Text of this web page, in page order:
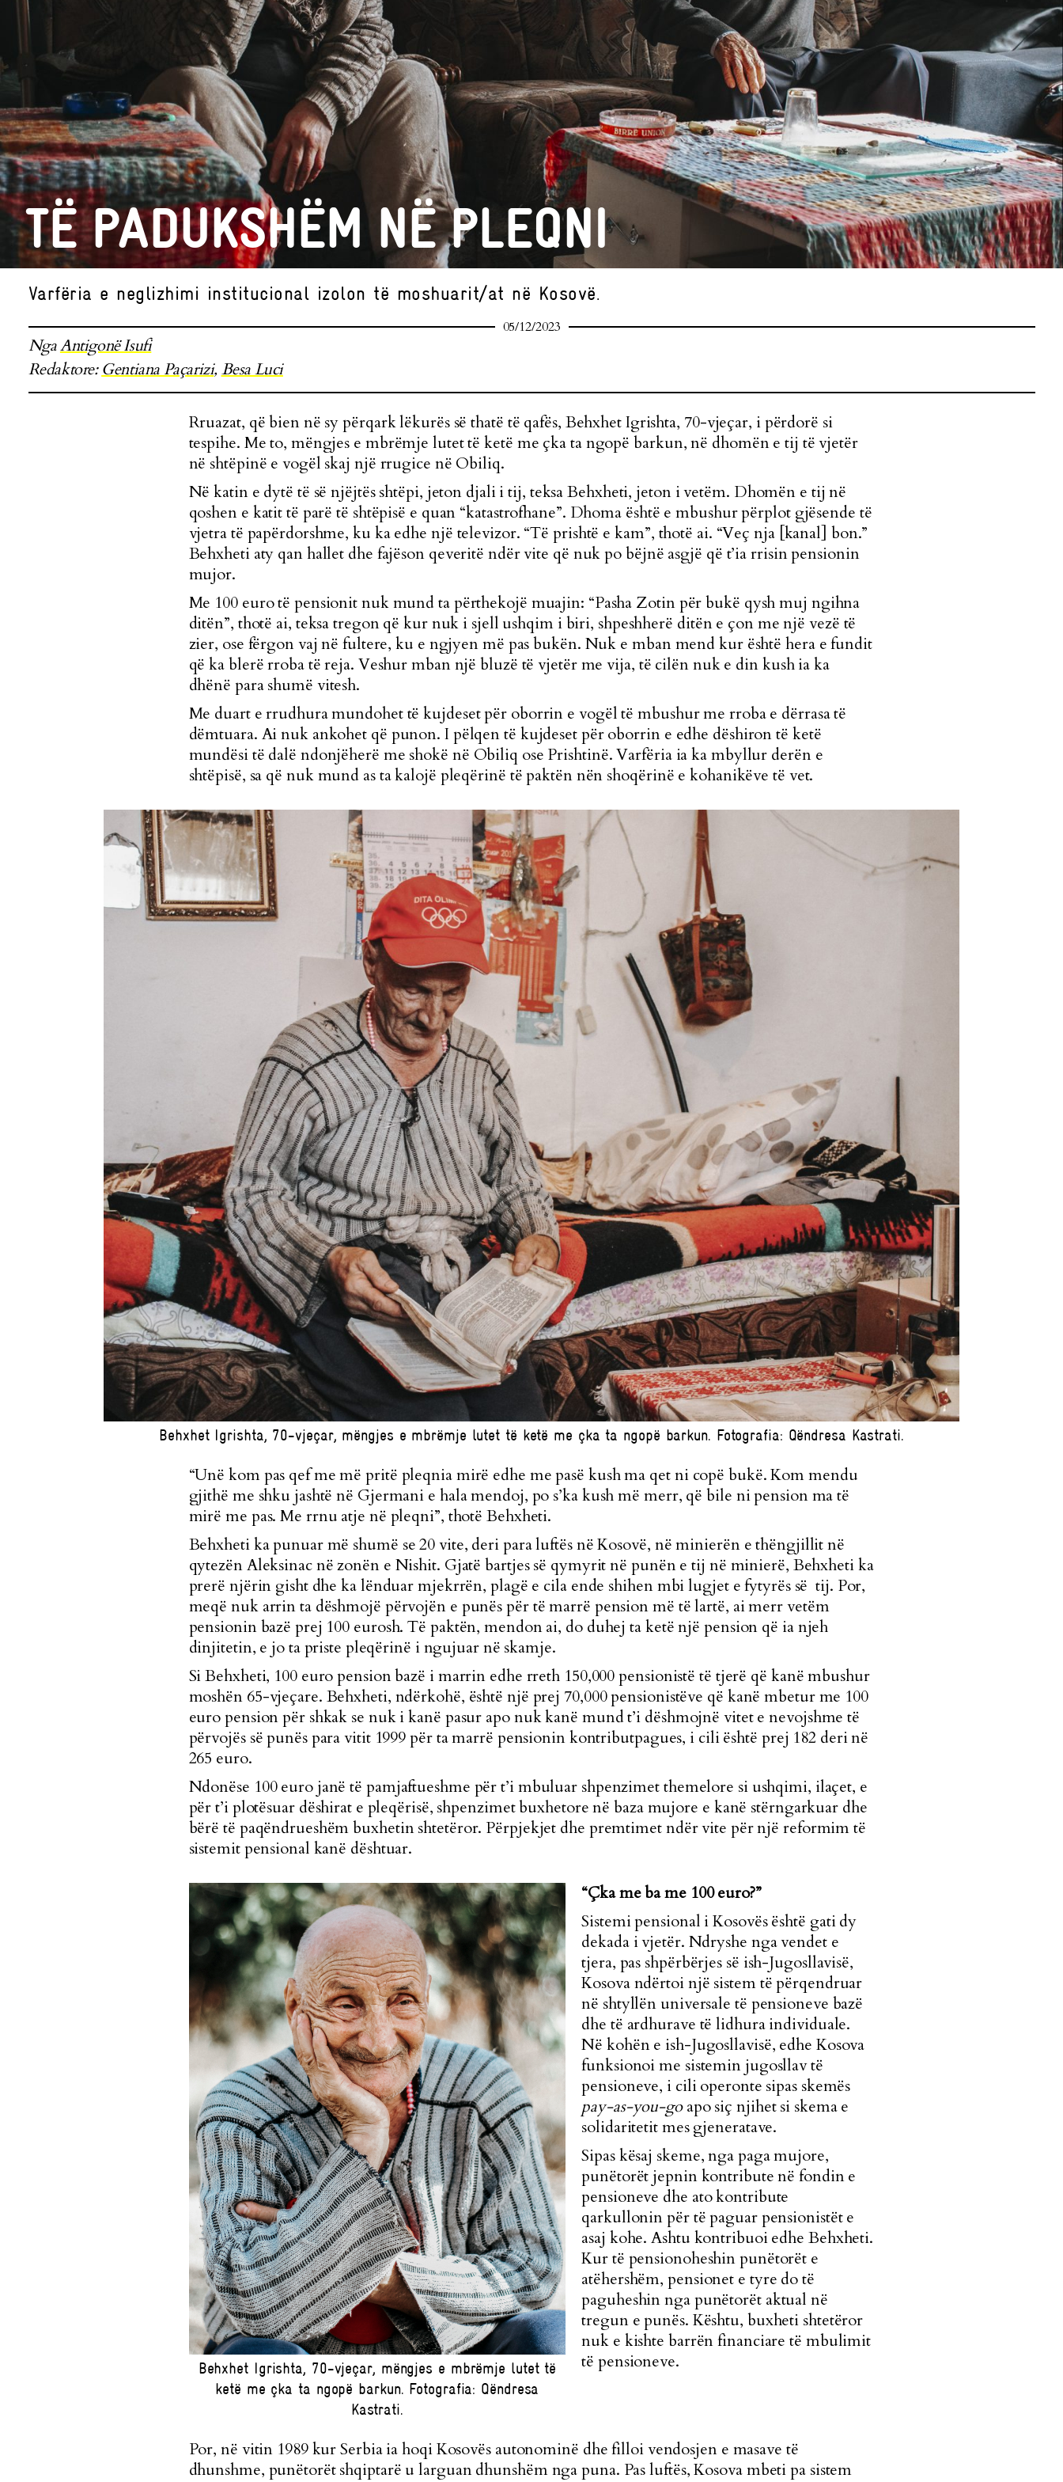
TË PADUKSHËM NË PLEQNI
Varfëria e neglizhimi institucional izolon të moshuarit/at në Kosovë.
05/12/2023
NgaAntigonë Isufi
Redaktore:Gentiana Paçarizi, Besa Luci
Rruazat, që bien në sy përqark lëkurës së thatë të qafës, Behxhet Igrishta, 70-vjeçar, i përdorë si
tespihe. Me to, mëngjes e mbrëmje lutet të ketë me çka ta ngopë barkun, në dhomën e tij të vjetër
në shtëpinë e vogël skaj një rrugice në Obiliq.
Në katin e dytë të së njëjtës shtëpi, jeton djali i tij, teksa Behxheti, jeton i vetëm. Dhomën e tij në
qoshen e katit të parë të shtëpisë e quan “katastrofhane”. Dhoma është e mbushur përplot gjësende të
vjetra të papërdorshme, ku ka edhe një televizor. “Të prishtë e kam”, thotë ai. “Veçnja [kanal] bon.”
Behxheti aty qan hallet dhe fajëson qeveritë ndër vite që nuk po bëjnë asgjë që t’ia rrisin pensionin
mujor.
Me 100 euro të pensionit nuk mund ta përthekojë muajin: “Pasha Zotin për bukë qysh muj ngihna
ditën”, thotë ai, teksa tregon që kur nuk i sjell ushqim i biri, shpeshherë ditën e çon me një vezë të
zier, ose fërgon vaj në fultere, ku e ngjyen më pas bukën. Nuk e mban mend kur është hera e fundit
që ka blerë rroba të reja. Veshur mban një bluzë të vjetër me vija, të cilën nuk e din kush ia ka
dhënë para shumë vitesh.
Me duart e rrudhura mundohet të kujdeset për oborrin e vogël të mbushur me rroba e dërrasa të
dëmtuara. Ai nuk ankohet që punon. I pëlqen të kujdeset për oborrin e edhe dëshiron të ketë
mundësi të dalë ndonjëherë me shokë në Obiliq ose Prishtinë. Varfëria ia ka mbyllur derën e
shtëpisë, sa që nuk mund as ta kalojë pleqërinë të paktën nën shoqërinë e kohanikëve të vet.
Behxhet Igrishta, 70-vjeçar, mëngjes e mbrëmje lutet të ketë me çka ta ngopë barkun. Fotografia: Qëndresa Kastrati.
“Unë kom pas qef me më pritë pleqnia mirë edhe me pasë kush ma qet ni copë bukë. Kom mendu
gjithë me shku jashtë në Gjermani e hala mendoj, po s’ka kush më merr, që bile ni pension ma të
mirë me pas. Me rrnu atje në pleqni”, thotë Behxheti.
Behxheti ka punuar më shumë se 20 vite, deri para luftës në Kosovë, në minierën e thëngjillit në
qytezën Aleksinac në zonën e Nishit. Gjatë bartjes së qymyrit në punën e tij në minierë, Behxheti ka
prerë njërin gisht dhe ka lënduar mjekrrën, plagë e cila ende shihen mbi lugjet e fytyrës së tij. Por,
meqë nuk arrin ta dëshmojë përvojën e punës për të marrë pension më të lartë, ai merr vetëm
pensionin bazë prej 100 eurosh. Të paktën, mendon ai, do duhej ta ketë një pension që ia njeh
dinjitetin, e jo ta priste pleqërinë i ngujuar në skamje.
Si Behxheti, 100 euro pension bazë i marrin edhe rreth 150,000 pensionistë të tjerë që kanë mbushur
moshën 65-vjeçare. Behxheti, ndërkohë, është një prej 70,000 pensionistëve që kanë mbetur me 100
euro pension për shkak se nuk i kanë pasur apo nuk kanë mund t’i dëshmojnë vitet e nevojshme të
përvojës së punës para vitit 1999 për ta marrë pensionin kontributpagues, i cili është prej 182 deri në
265 euro.
Ndonëse 100 euro janë të pamjaftueshme për t’i mbuluar shpenzimet themelore si ushqimi, ilaçet, e
për t’i plotësuar dëshirat e pleqërisë, shpenzimet buxhetore në baza mujore e kanë stërngarkuar dhe
bërë të paqëndrueshëm buxhetin shtetëror. Përpjekjet dhe premtimet ndër vite për një reformim të
sistemit pensional kanë dështuar.
Behxhet Igrishta, 70-vjeçar, mëngjes e mbrëmje lutet të
ketë me çka ta ngopë barkun. Fotografia: Qëndresa
Kastrati.
“Çka me ba me 100 euro?”
Sistemi pensional i Kosovës është gati dy
dekada i vjetër. Ndryshe nga vendet e
tjera, pas shpërbërjes së ish-Jugosllavisë,
Kosova ndërtoi një sistem të përqendruar
në shtyllën universale të pensioneve bazë
dhe të ardhurave të lidhura individuale.
Në kohën e ish-Jugosllavisë, edhe Kosova
funksionoi me sistemin jugosllav të
pensioneve, i cili operonte sipas skemës
pay-as-you-goapo siç njihet si skema e
solidaritetit mes gjeneratave.
Sipas kësaj skeme, nga paga mujore,
punëtorët jepnin kontribute në fondin e
pensioneve dhe ato kontribute
qarkullonin për të paguar pensionistët e
asaj kohe. Ashtu kontribuoi edhe Behxheti.
Kur të pensionoheshin punëtorët e
atëhershëm, pensionet e tyre do të
paguheshin nga punëtorët aktual në
tregun e punës. Kështu, buxheti shtetëror
nuk e kishte barrën financiare të mbulimit
të pensioneve.
Por, në vitin 1989 kur Serbia ia hoqi Kosovës autonominë dhe filloi vendosjen e masave të
dhunshme, punëtorët shqiptarë u larguan dhunshëm nga puna. Pas luftës, Kosova mbeti pa sistem